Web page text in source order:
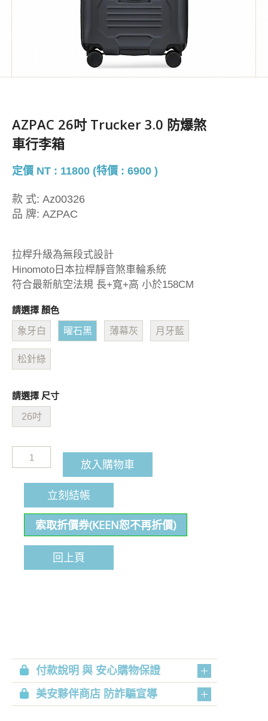
AZPAC 26吋 Trucker 3.0 防爆煞
車行李箱
定價 NT : 11800 (特價 : 6900 )
款 式: Az00326
品 牌: AZPAC
拉桿升級為無段式設計
Hinomoto日本拉桿靜音煞車輪系統
符合最新航空法規 長+寬+高 小於158CM
請選擇 顏色
象牙白 曜石黑 薄幕灰 月牙藍
松針綠
請選擇 尺寸
26吋
放入購物車
立刻結帳
索取折價券(KEEN恕不再折價)
回上頁
付款說明 與 安心購物保證
美安夥伴商店 防詐騙宣導